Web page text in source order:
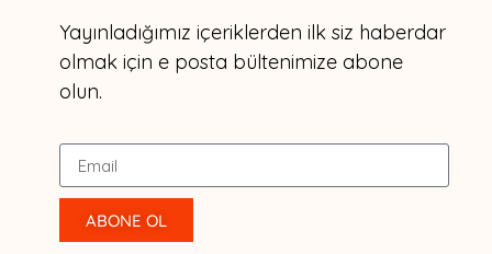
Yayınladığımız içeriklerden ilk siz haberdar
olmak için e posta bültenimize abone
olun.
ABONE OL